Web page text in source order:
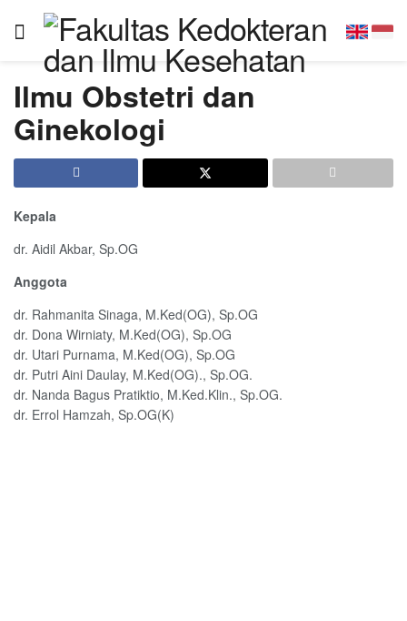
Ilmu Obstetri dan
Ginekologi
Kepala
dr. Aidil Akbar, Sp.OG
Anggota
dr. Rahmanita Sinaga, M.Ked(OG), Sp.OG
dr. Dona Wirniaty, M.Ked(OG), Sp.OG
dr. Utari Purnama, M.Ked(OG), Sp.OG
dr. Putri Aini Daulay, M.Ked(OG)., Sp.OG.
dr. Nanda Bagus Pratiktio, M.Ked.Klin., Sp.OG.
dr. Errol Hamzah, Sp.OG(K)